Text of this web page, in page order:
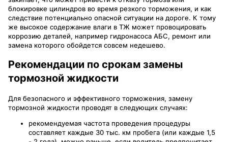
блокировке цилиндров во время резкого торможения, и как
следствие потенциально опасной ситуации на дороге. К тому
же высокое содержание влаги в ТЖ может провоцировать
коррозию деталей, например гидронасоса АБС, ремонт или
замена которого обойдется совсем недешево.
Рекомендации по срокам замены
тормозной жидкости
Для безопасного и эффективного торможения, замену
тормозной жидкости проводят в следующих случаях:
рекомендуемая частота проведения процедуры
составляет каждые 30 тыс. км пробега (или каждые 1,5